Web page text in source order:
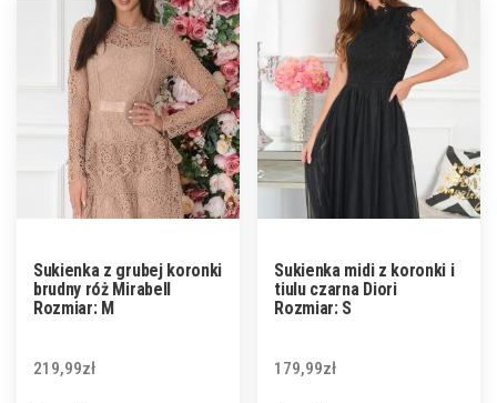
Sukienka z grubej koronki
brudny róż Mirabell
Rozmiar: M
219,99zł
Sukienka midi z koronki i
tiulu czarna Diori
Rozmiar: S
179,99zł